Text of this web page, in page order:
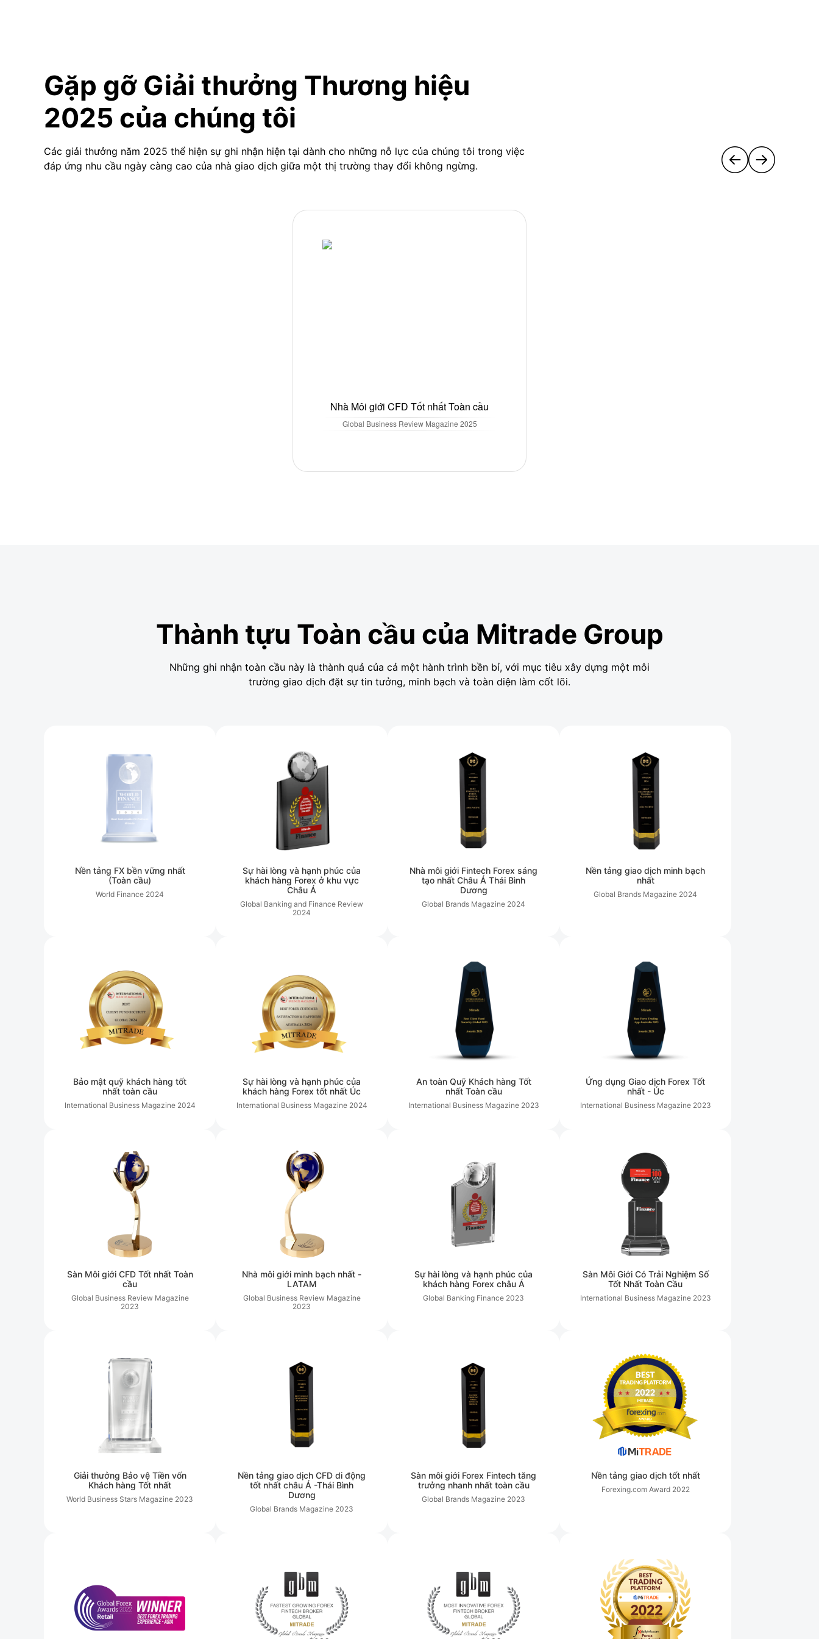
Gặp gỡ Giải thưởng Thương hiệu
2025 của chúng tôi
Các giải thưởng năm 2025 thể hiện sự ghi nhận hiện tại dành cho những nỗ lực của chúng tôi trong việc
đáp ứng nhu cầu ngày càng cao của nhà giao dịch giữa một thị trường thay đổi không ngừng.
Nhà Môi giới CFD Tốt nhất Toàn cầu
Global Business Review Magazine 2025
Thành tựu Toàn cầu của Mitrade Group
Những ghi nhận toàn cầu này là thành quả của cả một hành trình bền bỉ, với mục tiêu xây dựng một môi
trường giao dịch đặt sự tin tưởng, minh bạch và toàn diện làm cốt lõi.
Nền tảng FX bền vững nhất
(Toàn cầu)
World Finance 2024
Sự hài lòng và hạnh phúc của
khách hàng Forex ở khu vực
Châu Á
Global Banking and Finance Review
2024
Nhà môi giới Fintech Forex sáng
tạo nhất Châu Á Thái Bình
Dương
Global Brands Magazine 2024
Nền tảng giao dịch minh bạch
nhất
Global Brands Magazine 2024
Bảo mật quỹ khách hàng tốt
nhất toàn cầu
International Business Magazine2024
Sự hài lòng và hạnh phúc của
khách hàng Forex tốt nhất Úc
International Business Magazine2024
An toàn Quỹ Khách hàng Tốt
nhất Toàn cầu
International Business Magazine2023
Ứng dụng Giao dịch Forex Tốt
nhất - Úc
International Business Magazine2023
Sàn Môi giới CFD Tốt nhất Toàn
cầu
Global Business Review Magazine
2023
Nhà môi giới minh bạch nhất -
LATAM
Global Business Review Magazine
2023
Sự hài lòng và hạnh phúc của
khách hàng Forex châu Á
Global Banking Finance 2023
Sàn Môi Giới Có Trải Nghiệm Số
Tốt Nhất Toàn Cầu
International Business Magazine2023
Giải thưởng Bảo vệ Tiền vốn
Khách hàng Tốt nhất
World Business Stars Magazine 2023
Nền tảng giao dịch CFD di động
tốt nhất châu Á -Thái Bình
Dương
Global Brands Magazine 2023
Sàn môi giới Forex Fintech tăng
trưởng nhanh nhất toàn cầu
Global Brands Magazine 2023
Nền tảng giao dịch tốt nhất
Forexing.com Award2022